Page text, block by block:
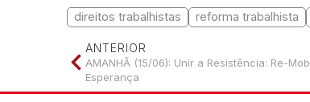
direitos trabalhistas reforma trabalhista
ANTERIOR
AMANHÃ (15/06): Unir a Resistência: Re-
Esperança